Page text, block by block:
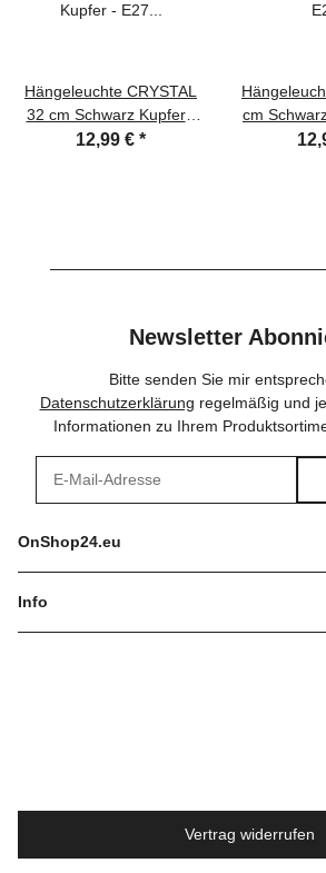
Hängeleuchte CRYSTAL
32 cm Schwarz Kupfer -
E27 Pendelleuchte
12,99 € *
cm
Newsletter
Bitte senden Sie mir
Datenschutzerklärung regelmäßig und
Informationen zu Ihrem
OnShop24.eu
Info
Vertrag widerrufen